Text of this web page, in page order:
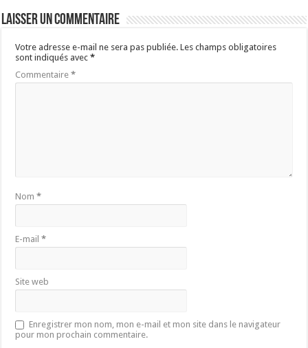
Laisser un commentaire
Votre adresse e-mail ne sera pas publiée. Les champs obligatoires
sont indiqués avec*
Commentaire*
Nom*
E-mail*
Site web
Enregistrer mon nom, mon e-mail et mon site dans le navigateur
pour mon prochain commentaire.